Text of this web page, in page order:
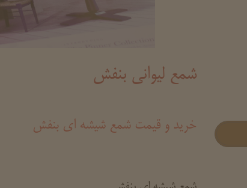
شمع لیوانی بنفش
خرید و قیمت شمع شیشه ای بنفش